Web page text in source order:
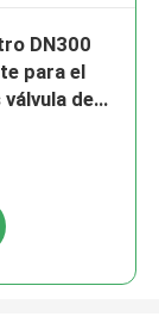
DN300
para el
de